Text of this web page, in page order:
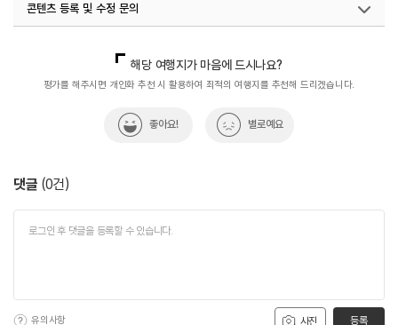
콘텐츠 등록 및 수정 문의
해당 여행지가 마음에 드시나요?
평가를 해주시면 개인화 추천 시 활용하여 최적의 여행지를 추천해 드리겠습니다.
좋아요! 별로예요
댓글 (0건)
사진
유의사항 등록